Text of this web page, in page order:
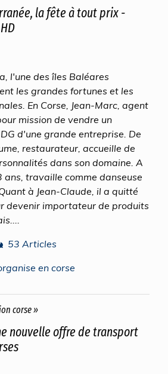
la fête à tout prix -
l'une des îles Baléares
les grandes fortunes et les
En Corse, Jean-Marc, agent
mission de vendre un
d'une grande entreprise. De
restaurateur, accueille de
dans son domaine. A
ans, travaille comme danseuse
à Jean-Claude, il a quitté
devenir importateur de produits
53 Articles
encorse
corse »
nouvelle offre de transport